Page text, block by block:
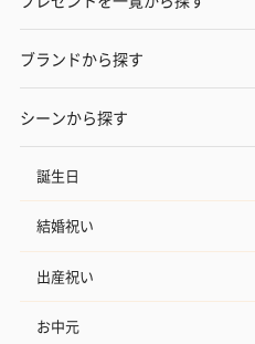
ブランドから探す
シーンから探す
誕生日
結婚祝い
出産祝い
お中元